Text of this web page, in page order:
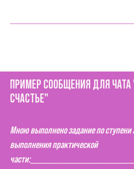
ПРИМЕР СООБЩЕНИЯ ДЛЯ
СЧАСТЬЕ"
Мною выполнено задание по ступени
выполнения практической